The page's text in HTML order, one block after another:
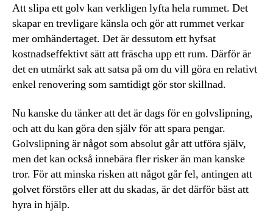
Att slipa ett golv kan verkligen lyfta hela rummet. Det
skapar en trevligare känsla och gör att rummet verkar
mer omhändertaget. Det är dessutom ett hyfsat
kostnadseffektivt sätt att fräscha upp ett rum. Därför är
det en utmärkt sak att satsa på om du vill göra en relativt
enkel renovering som samtidigt gör stor skillnad.
Nu kanske du tänker att det är dags för en golvslipning,
och att du kan göra den själv för att spara pengar.
Golvslipning är något som absolut går att utföra själv,
men det kan också innebära fler risker än man kanske
tror. För att minska risken att något går fel, antingen att
golvet förstörs eller att du skadas, är det därför bäst att
hyra in hjälp.